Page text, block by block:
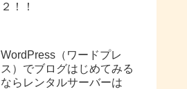
２！！
WordPress（ワードプレ
ス）でブログはじめてみる
ならレンタルサーバーは